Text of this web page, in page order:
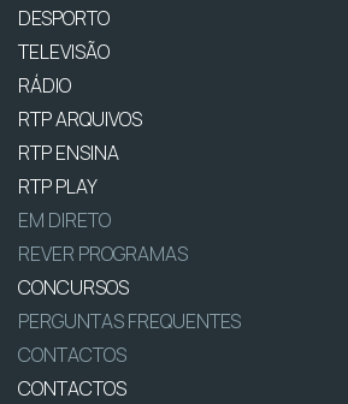
DESPORTO
TELEVISÃO
RÁDIO
RTP ARQUIVOS
RTP ENSINA
RTP PLAY
EM DIRETO
REVER PROGRAMAS
CONCURSOS
PERGUNTAS FREQUENTES
CONTACTOS
CONTACTOS